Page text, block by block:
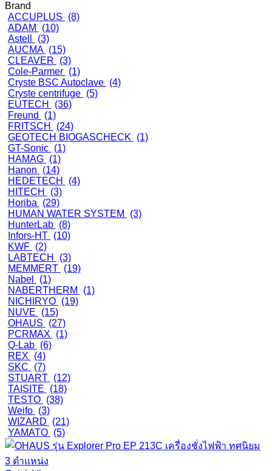
Brand
ACCUPLUS
(8)
ADAM
(10)
Astell
(3)
AUCMA (15)
CLEAVER
(3)
Cole-Parmer (1)
Cryste BSC Autoclave (4)
Cryste centrifuge (5)
EUTECH
(36)
Freund
(1)
FRITSCH
(24)
GEOTECH BIOGASCHECK
(1)
GT-Sonic (1)
HAMAG (1)
Hanon
(14)
HEDETECH
(4)
HITECH
(3)
Horiba
(29)
HUMAN WATER SYSTEM
(3)
HunterLab (8)
Infors-HT (10)
KWF (2)
LABTECH
(3)
MEMMERT (19)
Nabel
(1)
NABERTHERM
(1)
NICHIRYO (19)
NUVE
(15)
OHAUS
(27)
PCRMAX
(1)
Q-Lab (6)
REX
(4)
SKC
(7)
STUART (12)
TAISITE
(18)
TESTO (38)
Weifo (3)
WIZARD
(21)
YAMATO (5)